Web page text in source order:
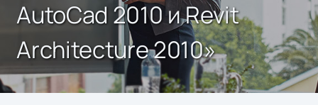
AutoCad 2010 и Revit
Architecture 2010»